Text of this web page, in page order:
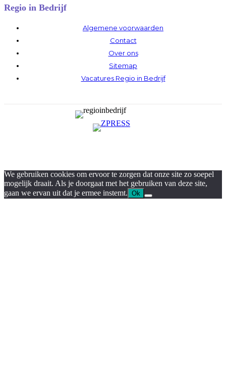
Regio in Bedrijf
Algemene voorwaarden
Contact
Over ons
Sitemap
Vacatures Regio in Bedrijf
We gebruiken cookies om ervoor te zorgen dat onze site zo soepel
mogelijk draait. Als je doorgaat met het gebruiken van deze site,
gaan we ervan uit dat je ermee instemt. Ok